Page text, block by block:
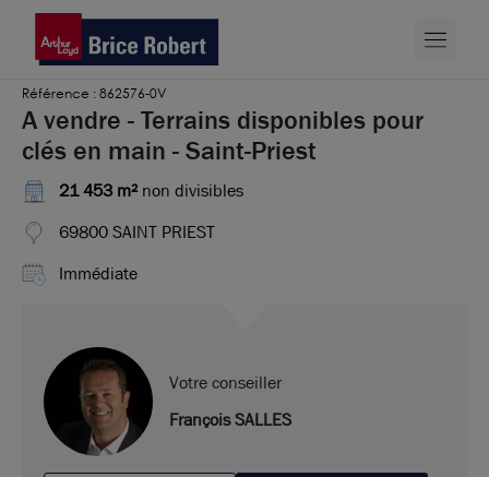
Référence : 862576-0V
A vendre - Terrains disponibles pour
clés en main - Saint-Priest
21 453 m² non divisibles
69800 SAINT PRIEST
Immédiate
Votre conseiller
François SALLES